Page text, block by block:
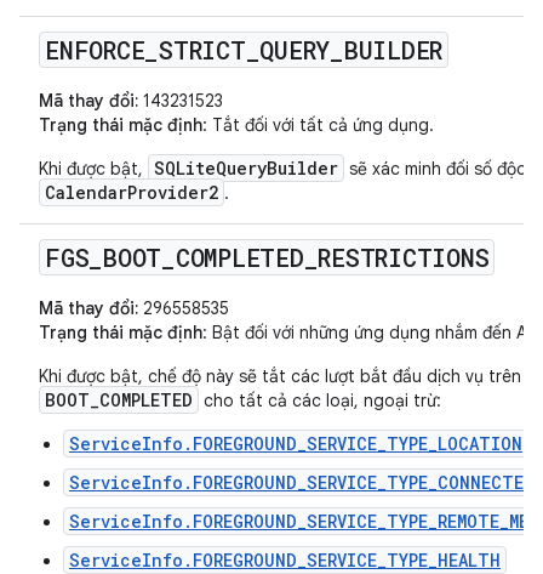
ENFORCE STRICT QUERY BUILDER
Mã thay đổi: 143231523
Trạng thái mặc định: Tắt đối với tất cả ứng dụng.
Khi được bật, SQLiteQueryBuilder sẽ xác minh đối số độc
CalendarProvider2 .
FGS BOOT COMPLETED RESTRICTIONS
Mã thay đổi: 296558535
Trạng thái mặc định: Bật đối với những ứng dụng nhắm đến
Khi được bật, chế độ này sẽ tắt các lượt bắt đầu dịch vụ trên
BOOT_COMPLETED cho tất cả các loại, ngoại trừ:
ServiceInfo.FOREGROUND_SERVICE_TYPE_LOCATION
ServiceInfo.FOREGROUND_SERVICE_TYPE_HEALTH